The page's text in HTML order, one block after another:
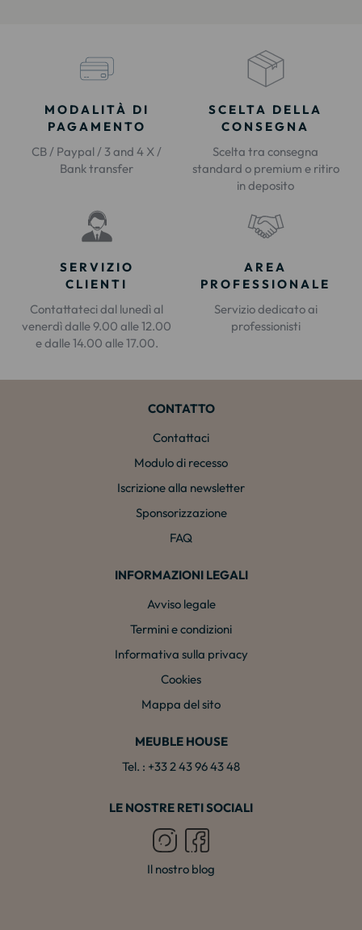
MODALITÀ DI
PAGAMENTO
CB / Paypal / 3 and 4 X /
Bank transfer
SCELTA DELLA
CONSEGNA
Scelta tra consegna
standard o premium e ritiro
in deposito
SERVIZIO
CLIENTI
Contattateci dal lunedì al
venerdì dalle 9.00 alle 12.00
e dalle 14.00 alle 17.00.
AREA
PROFESSIONALE
Servizio dedicato ai
professionisti
CONTATTO
Contattaci
Modulo di recesso
Iscrizione alla newsletter
Sponsorizzazione
FAQ
INFORMAZIONI LEGALI
Avviso legale
Termini e condizioni
Informativa sulla privacy
Cookies
Mappa del sito
MEUBLE HOUSE
Tel. : +33 2 43 96 43 48
LE NOSTRE RETI SOCIALI
Il nostro blog